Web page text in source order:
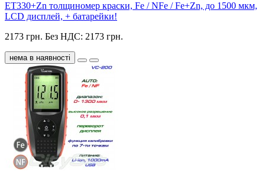
ET330+Zn толщиномер краски, Fe / NFe / Fe+Zn, до 1500 мкм,
LCD дисплей, + батарейки!
2173 грн. Без НДС: 2173 грн.
нема в наявності